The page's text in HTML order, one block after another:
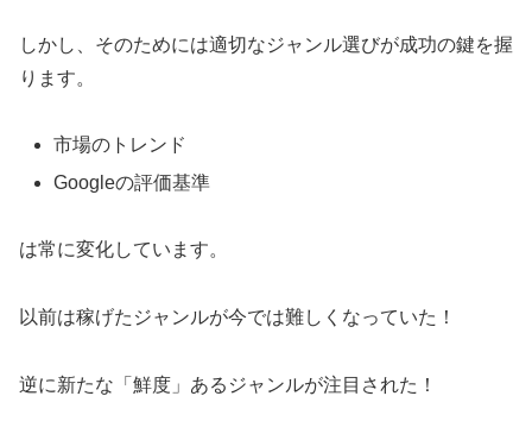
しかし、そのためには適切なジャンル選びが成功の鍵を握
ります。
市場のトレンド
Googleの評価基準
は常に変化しています。
以前は稼げたジャンルが今では難しくなっていた！
逆に新たな「鮮度」あるジャンルが注目された！